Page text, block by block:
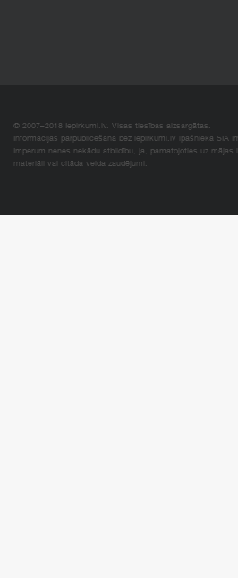
© 2007–2018 Iepirkumi.lv. Visas tiesības aizsargātas.
Informācijas pārpublicēšana bez iepirkumi.lv īpašnieka SIA
Imperum nenes nekādu atbildību, ja, pamatojoties uz mājas
materiāli vai citāda veida zaudējumi.